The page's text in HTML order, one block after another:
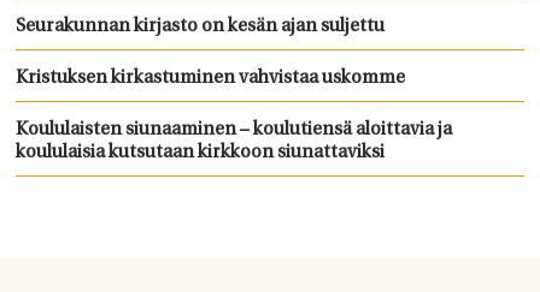
Seurakunnan kirjasto on kesän ajan suljettu
Kristuksen kirkastuminen vahvistaa uskomme
Koululaisten siunaaminen – koulutiensä aloittavia ja
koululaisia kutsutaan kirkkoon siunattaviksi